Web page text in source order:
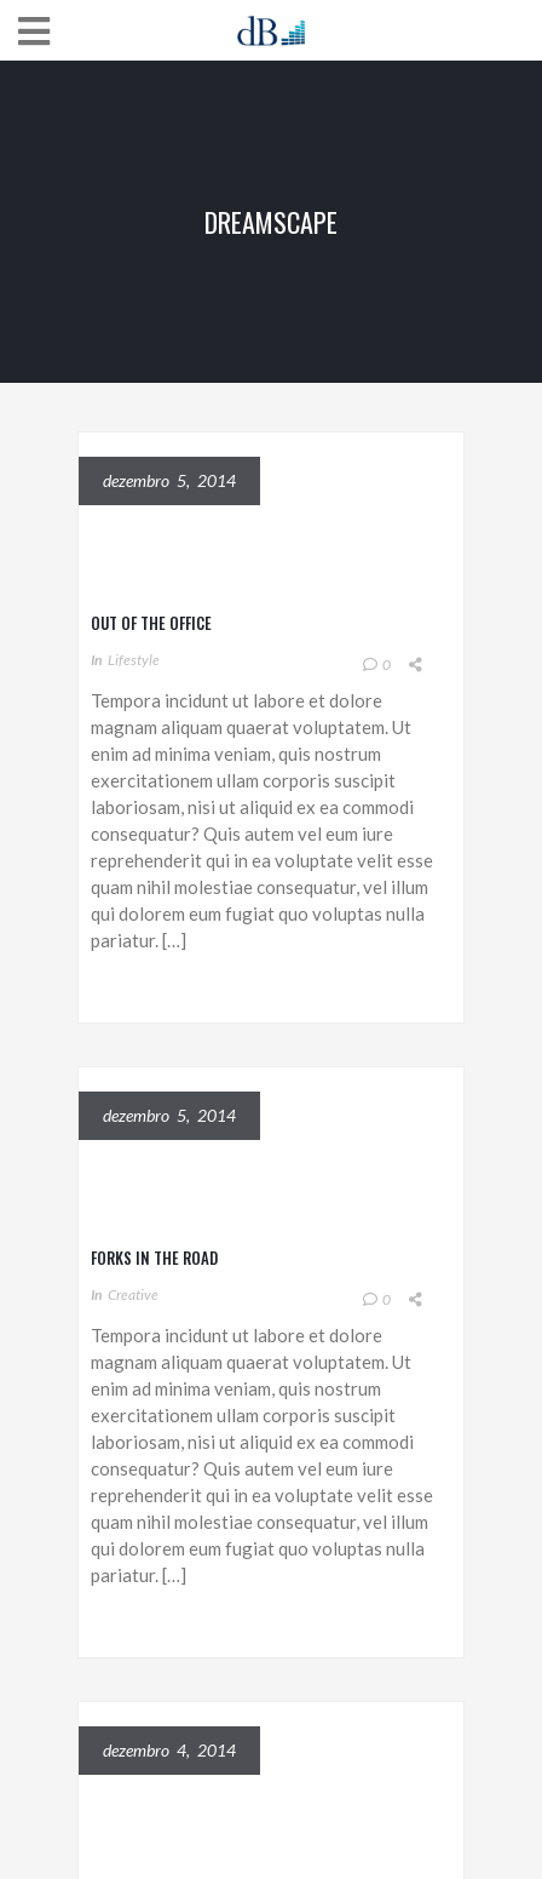
DREAMSCAPE
dezembro 5, 2014
OUT OF THE OFFICE
In Lifestyle 0
Tempora incidunt ut labore et dolore
magnam aliquam quaerat voluptatem. Ut
enim ad minima veniam, quis nostrum
exercitationem ullam corporis suscipit
laboriosam, nisi ut aliquid ex ea commodi
consequatur? Quis autem vel eum iure
reprehenderit qui in ea voluptate velit esse
quam nihil molestiae consequatur, vel illum
qui dolorem eum fugiat quo voluptas nulla
pariatur. […]
dezembro 5, 2014
FORKS IN THE ROAD
In Creative 0
Tempora incidunt ut labore et dolore
magnam aliquam quaerat voluptatem. Ut
enim ad minima veniam, quis nostrum
exercitationem ullam corporis suscipit
laboriosam, nisi ut aliquid ex ea commodi
consequatur? Quis autem vel eum iure
reprehenderit qui in ea voluptate velit esse
quam nihil molestiae consequatur, vel illum
qui dolorem eum fugiat quo voluptas nulla
pariatur. […]
dezembro 4, 2014